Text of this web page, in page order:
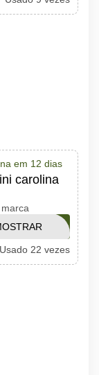
CÓDIGO
em 12 dias
carolina
MINICH
CÓDIGO
Usado 22 vezes